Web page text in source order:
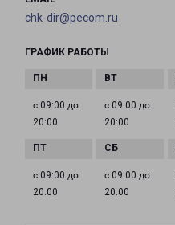
chk-dir@pecom.ru
ГРАФИК РАБОТЫ
с 09:00 до
20:00
с 09:00 до
20:00
с 09:00 до
20:00
с 09:00 до
20:00